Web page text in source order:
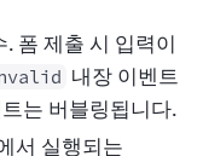
. 폼 제출 시 입력이
내장 이벤트
는 버블링됩니다.
서 실행되는